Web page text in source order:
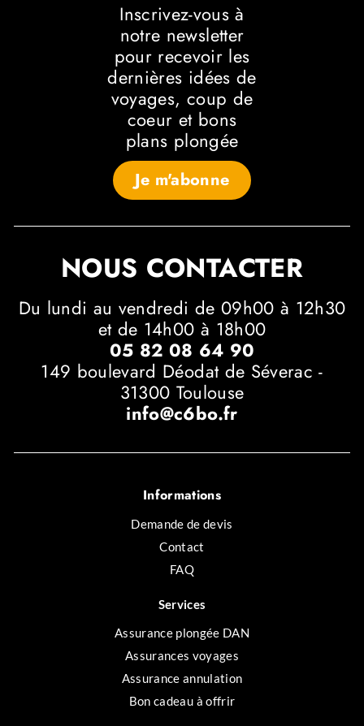
Inscrivez-vous à
notre newsletter
pour recevoir les
dernières idées de
voyages, coup de
coeur et bons
plans plongée
Je m'abonne
NOUS CONTACTER
Du lundi au vendredi de 09h00 à 12h30
et de 14h00 à 18h00
05 82 08 64 90
149 boulevard Déodat de Séverac -
31300 Toulouse
info@c6bo.fr
Informations
Demande de devis
Contact
FAQ
Services
Assurance plongée DAN
Assurances voyages
Assurance annulation
Bon cadeau à offrir